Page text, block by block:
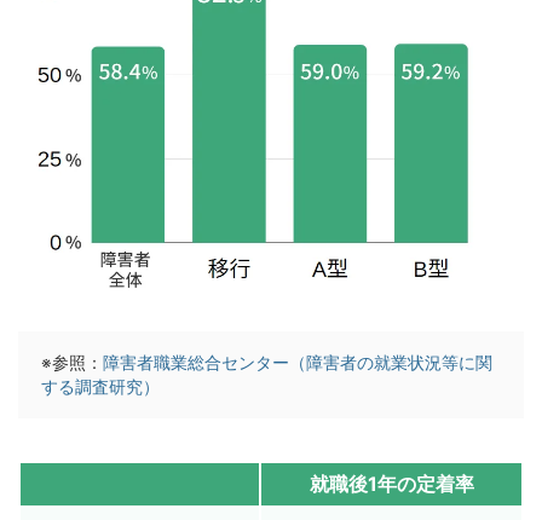
※参照： 障害者職業総合センター（障害者の就業状況等に関
する調査研究）
就職後1年の定着率